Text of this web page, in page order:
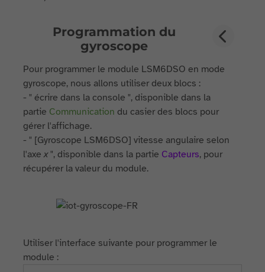
Programmation du
gyroscope
Pour programmer le module LSM6DSO en mode
gyroscope, nous allons utiliser deux blocs :
- " écrire dans la console ", disponible dans la
partie Communication du casier des blocs pour
gérer l'affichage.
- " [Gyroscope LSM6DSO] vitesse angulaire selon
l'axex", disponible dans la partie Capteurs, pour
récupérer la valeur du module.
Utiliser l'interface suivante pour programmer le
module :